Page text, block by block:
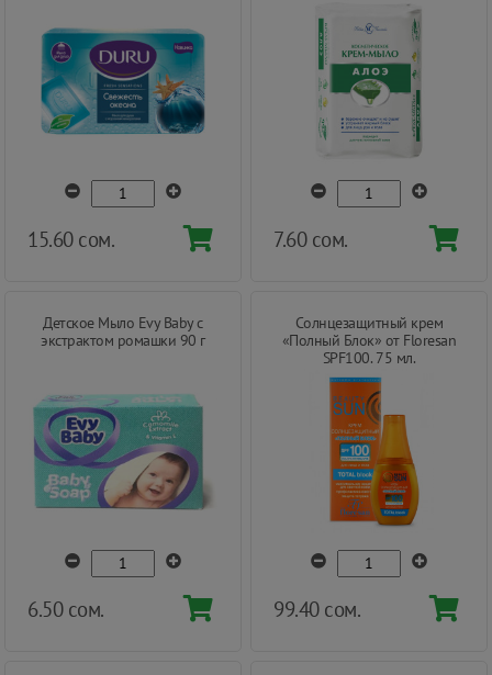
15.60 сом. 7.60 сом.
Детское Мыло Evy Baby с
экстрактом ромашки 90 г
6.50 сом.
Солнцезащитный крем
«Полный Блок» от Floresan
SPF100. 75 мл.
99.40 сом.